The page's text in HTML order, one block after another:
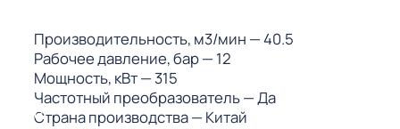
Производительность, м3/мин — 40.5
Рабочее давление, бар— 12
Мощность, кВт— 315
Частотный преобразователь— Да
Страна производства— Китай
(МКС)